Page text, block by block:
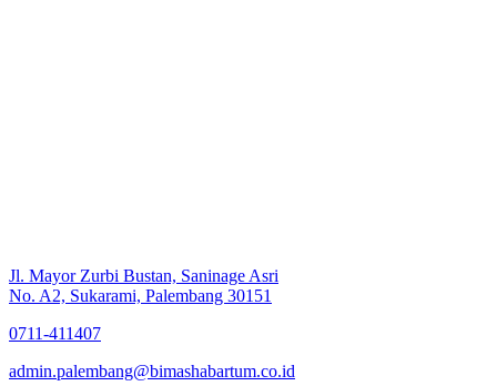
Jl. Mayor Zurbi Bustan, Saninage Asri
No. A2, Sukarami, Palembang 30151
0711-411407
admin.palembang@bimashabartum.co.id